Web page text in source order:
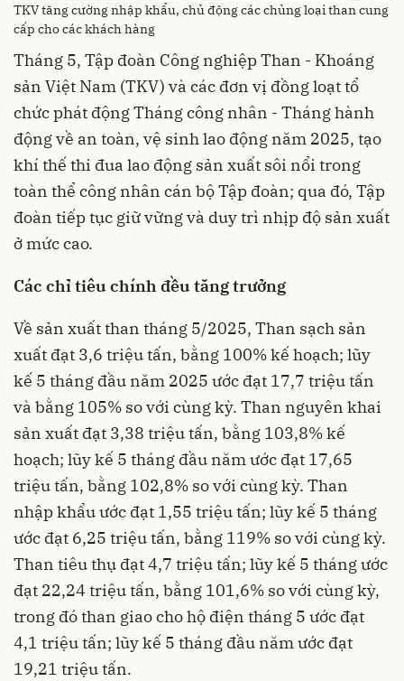
TKV tăng cường nhập khẩu, chủ động các chủng loại than cung
cấp cho các khách hàng
Tháng 5, Tập đoàn Công nghiệp Than - Khoáng
sản Việt Nam (TKV) và các đơn vị đồng loạt tổ
chức phát động Tháng công nhân - Tháng hành
động về an toàn, vệ sinh lao động năm 2025, tạo
khí thế thi đua lao động sản xuất sôi nổi trong
toàn thể công nhân cán bộ Tập đoàn; qua đó, Tập
đoàn tiếp tục giữ vững và duy trì nhịp độ sản xuất
ở mức cao.
Các chỉ tiêu chính đều tăng trưởng
Về sản xuất than tháng 5/2025, Than sạch sản
xuất đạt 3,6 triệu tấn, bằng 100% kế hoạch; lũy
kế 5 tháng đầu năm 2025 ước đạt 17,7 triệu tấn
và bằng 105% so với cùng kỳ. Than nguyên khai
sản xuất đạt 3,38 triệu tấn, bằng 103,8% kế
hoạch; lũy kế 5 tháng đầu năm ước đạt 17,65
triệu tấn, bằng 102,8% so với cùng kỳ. Than
nhập khẩu ước đạt 1,55 triệu tấn; lũy kế 5 tháng
ước đạt 6,25 triệu tấn, bằng 119% so với cùng kỳ.
Than tiêu thụ đạt 4,7 triệu tấn; lũy kế 5 tháng ước
đạt 22,24 triệu tấn, bằng 101,6% so với cùng kỳ,
trong đó than giao cho hộ điện tháng 5 ước đạt
4,1 triệu tấn; lũy kế 5 tháng đầu năm ước đạt
19,21 triệu tấn.